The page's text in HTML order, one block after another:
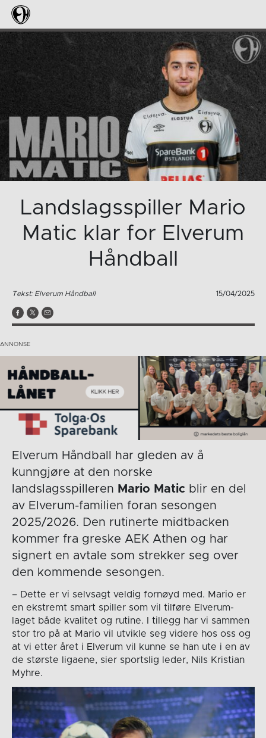
Landslagsspiller Mario
Matic klar for Elverum
Håndball
Tekst: Elverum Håndball 15/04/2025
Elverum Håndball har gleden av å
kunngjøre at den norske
landslagsspilleren Mario Maticblir en del
av Elverum-familien foran sesongen
2025/2026. Den rutinerte midtbacken
kommer fra greske AEK Athen og har
signert en avtale som strekker seg over
den kommende sesongen.
– Dette er vi selvsagt veldig fornøyd med. Mario er
en ekstremt smart spiller som vil tilføre Elverum-
laget både kvalitet og rutine. I tillegg har vi sammen
stor tro på at Mario vil utvikle seg videre hos oss og
at vi etter året i Elverum vil kunne se han ute i en av
de største ligaene, sier sportslig leder, Nils Kristian
Myhre.